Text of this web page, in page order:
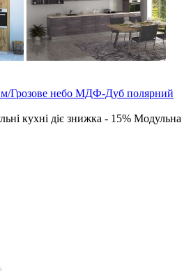
Грозове небо МДФ-Дуб полярний
кухні діє знижка - 15% Модульна